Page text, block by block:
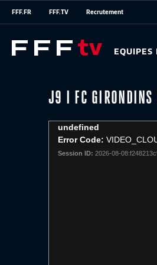
FFF.FR FFF.TV Recrutement
EQUIPES
J9 I FC GIRONDINS
This
undefined
Error Code:
Session ID: 2026-08-